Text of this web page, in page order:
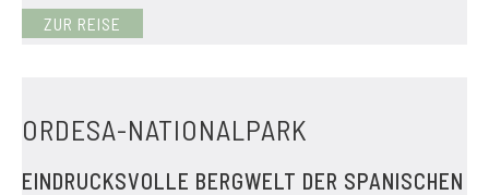
ZUR REISE
ORDESA-NATIONALPARK
EINDRUCKSVOLLE BERGWELT DER SPANISCHEN